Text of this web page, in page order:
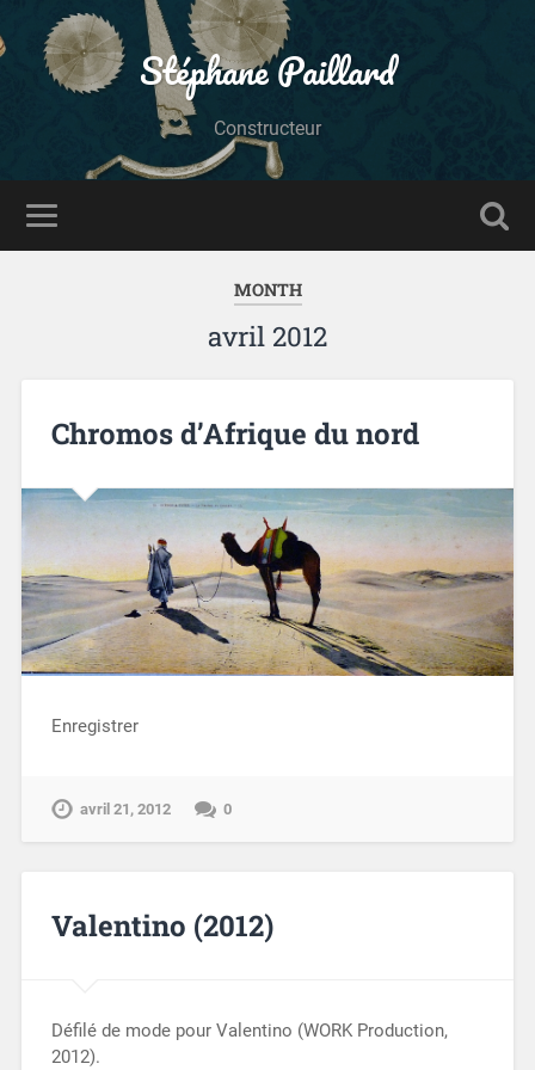
Stéphane Paillard
Constructeur
MONTH
avril 2012
Chromos d’Afrique du nord
Enregistrer
avril 21, 2012 0
Valentino (2012)
Défilé de mode pour Valentino (WORK Production,
2012).